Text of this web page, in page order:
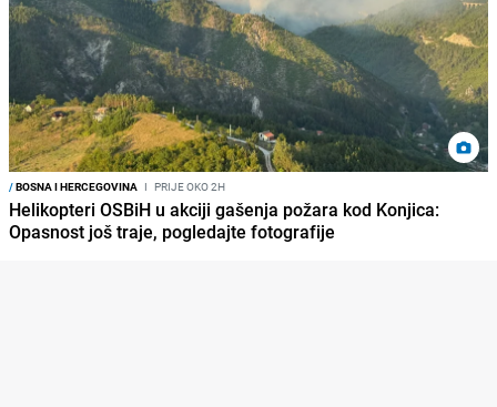
/BOSNA I HERCEGOVINA I PRIJE OKO 2H
Helikopteri OSBiH u akciji gašenja požara kod Konjica:
Opasnost još traje, pogledajte fotografije